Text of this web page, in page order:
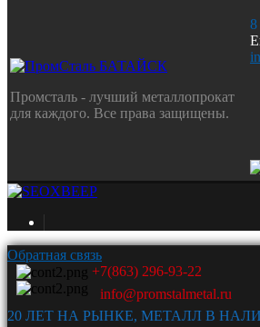
Промсталь - лучший металлопрокат
для каждого. Все права защищены.
8
Обратная связь
+7(863) 296-93-22
info@promstalmetal.ru
20 ЛЕТ НА РЫНКЕ, МЕТАЛЛ В